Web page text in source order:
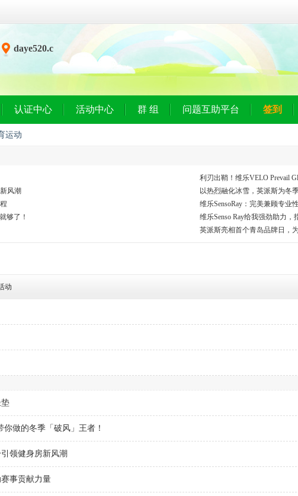
daye520.c
认证中心 活动中心 群 组 问题互助平台 签到
运动
利刃出鞘！维乐VELO Prevail
风潮
以热烈融化冰雪，英派斯为冬
维乐SensoRay：完美兼顾专业
够了！
维乐Senso Ray给我强劲助力，
英派斯亮相首个青岛品牌日，
动
做的冬季「破风」王者！
领健身房新风潮
事贡献力量